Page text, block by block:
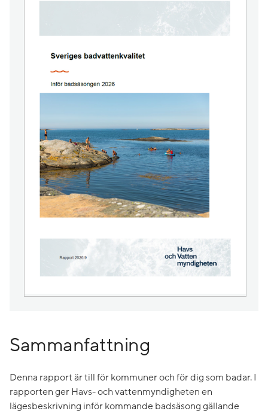
Sammanfattning
Denna rapport är till för kommuner och för dig som badar. I
rapporten ger Havs- och vattenmyndigheten en
lägesbeskrivning inför kommande badsäsong gällande